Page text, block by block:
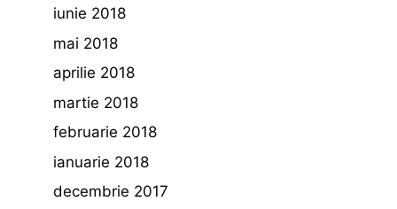
iunie 2018
mai 2018
aprilie 2018
martie 2018
februarie 2018
ianuarie 2018
decembrie 2017